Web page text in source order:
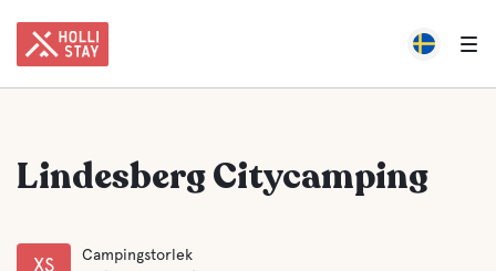
Lindesberg Citycamping
XS
Campingstorlek